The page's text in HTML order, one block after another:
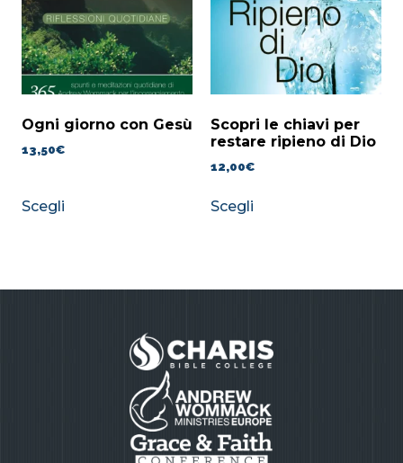
Ogni giorno con Gesù
13,50€
Scegli
Scopri le chiavi per
restare ripieno di Dio
12,00€
Scegli